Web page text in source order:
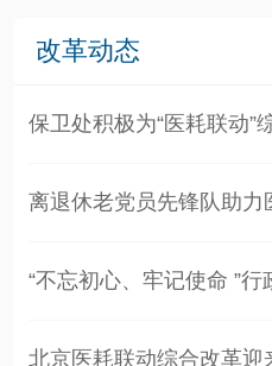
改革动态
离退休老党员先锋队助力